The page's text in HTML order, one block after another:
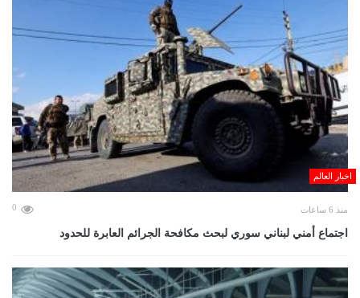
اخبار العالم
منذ 6 ساعات 0
اجتماع أمني لبناني سوري لبحث مكافحة الجرائم العابرة للحدود